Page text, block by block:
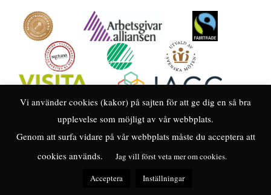
Vi använder cookies (kakor) på sajten för att ge dig en så bra
upplevelse som möjligt av vår webbplats.
Genom att surfa vidare på vår webbplats måste du acceptera att
cookies används.
Jag vill först veta mer om cookies.
Acceptera
Inställningar